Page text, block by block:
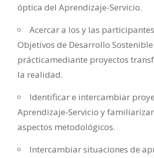
óptica del Aprendizaje-Servicio.
Acercar a los y las
Objetivos de Desarrollo
prácticamediante proyectos
la realidad.
Identificar e intercambiar
Aprendizaje-Servicio y
aspectos metodológicos.
Intercambiar situaciones de